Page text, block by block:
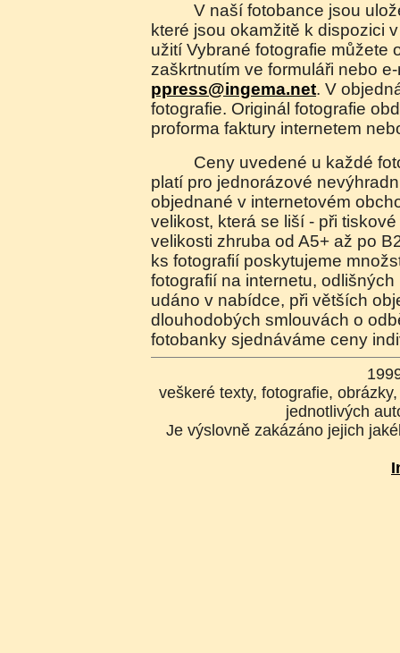
V naší fotobance jsou uloženy náhledy fotografií,
které jsou okamžitě k dispozici
užití Vybrané fotografie můžete
zaškrtnutím ve formuláři nebo
ppress@ingema.net. V
fotografie. Originál fotografie
proforma faktury internetem
Ceny uvedené u každé fotografie jsou orientační a
platí pro jednorázové
objednané v internetovém
velikost, která se liší - při
velikosti zhruba od A5+ až po
ks fotografií poskytujeme
fotografií na internetu,
udáno v nabídce, při větších
dlouhodobých smlouvách o
fotobanky sjednáváme ceny
veškeré texty, fotografie,
jednotlivých
Je výslovně zakázáno jejich